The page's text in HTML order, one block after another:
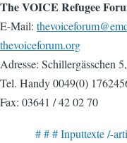
The VOICE Refugee
E-Mail:
thevoiceforum.org
Adresse: Schillergässchen
Tel. Handy 0049(0)
Fax: 03641 / 42 02 70
# # # Inputtexte /-